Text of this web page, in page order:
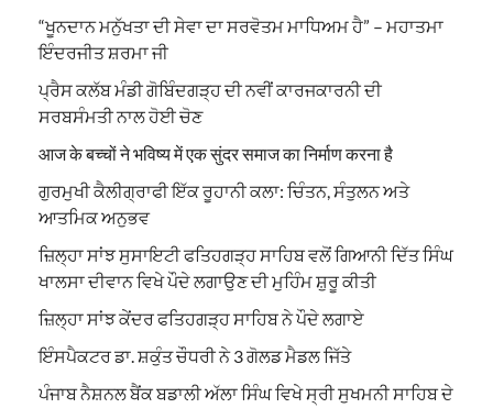
“ਖੂਨਦਾਨ ਮਨੁੱਖਤਾ ਦੀ ਸੇਵਾ ਦਾ ਸਰਵੋਤਮ ਮਾਧਿਅਮ ਹੈ” – ਮਹਾਤਮਾ
ਇੰਦਰਜੀਤ ਸ਼ਰਮਾ ਜੀ
ਪ੍ਰੈਸ ਕਲੱਬ ਮੰਡੀ ਗੋਬਿੰਦਗੜ੍ਹ ਦੀ ਨਵੀਂ ਕਾਰਜਕਾਰਨੀ ਦੀ
ਸਰਬਸੰਮਤੀ ਨਾਲ ਹੋਈ ਚੋਣ
आज के बच्चों ने भविष्य में एक सुंदर समाज का निर्माण करना है
ਗੁਰਮੁਖੀ ਕੈਲੀਗ੍ਰਾਫੀ ਇੱਕ ਰੂਹਾਨੀ ਕਲਾ: ਚਿੰਤਨ, ਸੰਤੁਲਨ ਅਤੇ
ਆਤਮਿਕ ਅਨੁਭਵ
ਜ਼ਿਲ੍ਹਾ ਸਾਂਝ ਸੁਸਾਇਟੀ ਫਤਿਹਗੜ੍ਹ ਸਾਹਿਬ ਵਲੋਂ ਗਿਆਨੀ ਦਿੱਤ ਸਿੰਘ
ਖਾਲਸਾ ਦੀਵਾਨ ਵਿਖੇ ਪੌਦੇ ਲਗਾਉਣ ਦੀ ਮੁਹਿੰਮ ਸ਼ੁਰੂ ਕੀਤੀ
ਜ਼ਿਲ੍ਹਾ ਸਾਂਝ ਕੇਂਦਰ ਫਤਿਹਗੜ੍ਹ ਸਾਹਿਬ ਨੇ ਪੌਦੇ ਲਗਾਏ
ਇੰਸਪੈਕਟਰ ਡਾ. ਸ਼ਕੁੰਤ ਚੌਧਰੀ ਨੇ 3 ਗੋਲਡ ਮੈਡਲ ਜਿੱਤੇ
ਪੰਜਾਬ ਨੈਸ਼ਨਲ ਬੈਂਕ ਬਡਾਲੀ ਅੱਲਾ ਸਿੰਘ ਵਿਖੇ ਸ੍ਰੀ ਸੁਖਮਨੀ ਸਾਹਿਬ ਦੇ